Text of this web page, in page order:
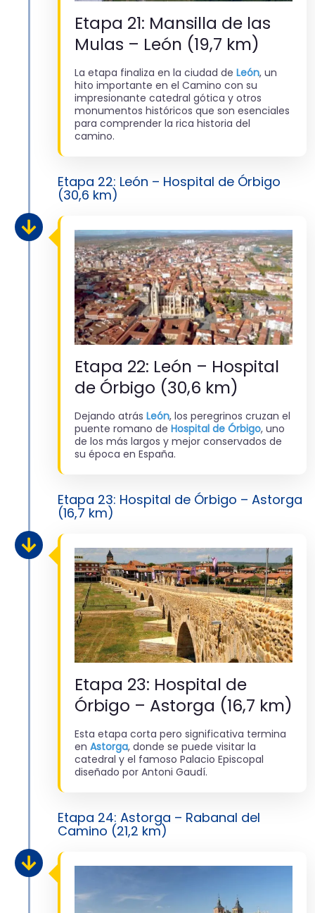
Etapa 21: Mansilla de las
Mulas – León (19,7 km)
La etapa finaliza en la ciudad de León, un
hito importante en el Camino con su
impresionante catedral gótica y otros
monumentos históricos que son esenciales
para comprender la rica historia del
camino.
Etapa 22: León – Hospital de Órbigo
(30,6 km)
Etapa 22: León – Hospital
de Órbigo (30,6 km)
Dejando atrás León, los peregrinos cruzan el
puente romano de Hospital de Órbigo, uno
de los más largos y mejor conservados de
su época en España.
Etapa 23: Hospital de Órbigo – Astorga
(16,7 km)
Etapa 23: Hospital de
Órbigo – Astorga (16,7 km)
Esta etapa corta pero significativa termina
en Astorga, donde se puede visitar la
catedral y el famoso Palacio Episcopal
diseñado por Antoni Gaudí.
Etapa 24: Astorga – Rabanal del
Camino (21,2 km)